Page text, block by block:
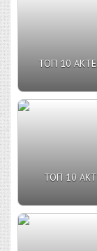
ТОП 10
ТОП 10